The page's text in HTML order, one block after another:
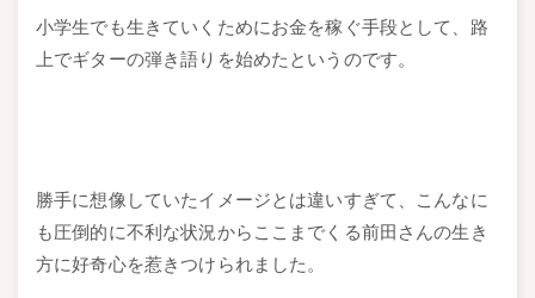
小学生でも生きていくためにお金を稼ぐ手段として、路
上でギターの弾き語りを始めたというのです。
勝手に想像していたイメージとは違いすぎて、こんなに
も圧倒的に不利な状況からここまでくる前田さんの生き
方に好奇心を惹きつけられました。